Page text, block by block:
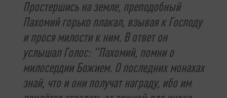
Простершись на земле, преподобный
Пахомий горько плакал, взывая к Господу
и прося милости к ним. В ответ он
услышал Голос: "Пахомий, помни о
милосердии Божием. О последних монахах
знай, что и они получат награду, ибо им